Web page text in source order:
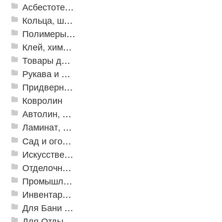
Асбестотехнические и теплоизоляционные материалы
Кольца, шайбы, манжеты
Полимеры и пластики
Клей, химия, сопутствующие товары
Товары для дома
Рукава и шланги промышленные
Придверные решетки
Ковролин
Автолин, Транслин, Линолеум
Ламинат, Кварцвиниловая плитка SPC
Сад и огород
Искусственная трава
Отделочные профили
Промышленный текстиль
Инвентарь для клининга
Для Бани и Сауны